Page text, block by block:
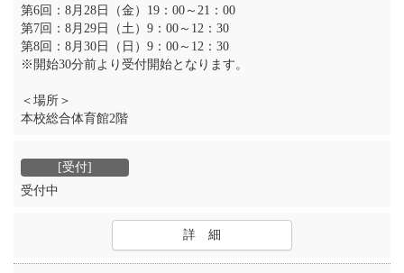
第6回：8月28日（金）19：00～21：00
第7回：8月29日（土）9：00～12：30
第8回：8月30日（日）9：00～12：30
※開始30分前より受付開始となります。
＜場所＞
本校総合体育館2階
受付中
詳 細